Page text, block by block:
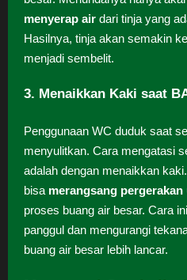
menyerap air dari tinja yang
Hasilnya, tinja akan semakin
menjadi sembelit.
3. Menaikkan Kaki saat
Penggunaan WC duduk saat
menyulitkan. Cara mengatasi
adalah dengan menaikkan
bisa merangsang pergerakan
proses buang air besar. Cara
panggul dan mengurangi
buang air besar lebih lancar.